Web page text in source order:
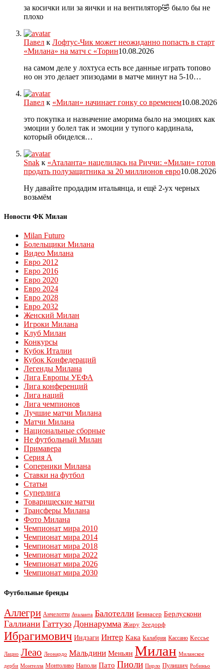
за косички или за яички и на вентилятор🤣 было бы не
плохо
Павел к Лофтус-Чик может неожиданно попасть в старт
«Милана» на матч с «Торин10.08.2026
на самом деле у лохтуса есть все данные играть топово
но он это делает эпизодами в матче минут на 5-10…
Павел к «Милан» начинает гонку со временем10.08.2026
это покупка и назначение аморима было на эмоциях как
эмоции у болел так и эмоции у тупого кардинала,
который обиделся…
Snak к «Аталанта» нацелилась на Риччи: «Милан» готов
продать полузащитника за 20 миллионов евро10.08.2026
Ну давайте продадим итальянца, и ещё 2-ух черных
возьмём
Новости ФК Милан
Milan Futuro
Болельщики Милана
Видео Милана
Евро 2012
Евро 2016
Евро 2020
Евро 2024
Евро 2028
Евро 2032
Женский Милан
Игроки Милана
Клуб Милан
Конкурсы
Кубок Италии
Кубок Конфедераций
Легенды Милана
Лига Европы УЕФА
Лига конференций
Лига наций
Лига чемпионов
Лучшие матчи Милана
Матчи Милана
Национальные сборные
Не футбольный Милан
Примавера
Серия А
Соперники Милана
Ставки на футбол
Статьи
Суперлига
Товарищеские матчи
Трансферы Милана
Фото Милана
Чемпионат мира 2010
Чемпионат мира 2014
Чемпионат мира 2018
Чемпионат мира 2022
Чемпионат мира 2026
Чемпионат мира 2030
Футбольные бренды
Аллегри Анчелотти Аталанта Балотелли Беннасер Берлускони
Галлиани Гаттузо Доннарумма Жиру Зеедорф
Ибрагимович Индзаги Интер Кака Калабрия Кассано Кессье
Лацио Леао Леонардо Мальдини Меньян Милан Миланское
дерби Монтелла Монтоливо Наполи Пато Пиоли Пирло Пулишич Робиньо